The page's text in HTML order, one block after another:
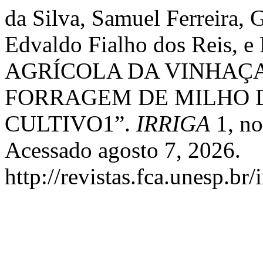
da Silva, Samuel Ferreira,
Edvaldo Fialho dos Reis,
AGRÍCOLA DA
FORRAGEM DE MILHO
CULTIVO1”. IRRIGA 1,
Acessado agosto 7, 2026.
http://